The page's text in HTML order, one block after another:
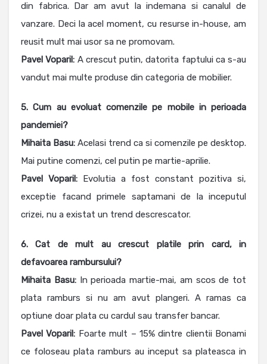
din fabrica. Dar am avut la indemana si canalul de
vanzare. Deci la acel moment, cu resurse in-house, am
reusit mult mai usor sa ne promovam.
Pavel Voparil: A crescut putin, datorita faptului ca s-au
vandut mai multe produse din categoria de mobilier.
5. Cum au evoluat comenzile pe mobile in perioada
pandemiei?
Mihaita Basu: Acelasi trend ca si comenzile pe desktop.
Mai putine comenzi, cel putin pe martie-aprilie.
Pavel Voparil: Evolutia a fost constant pozitiva si,
exceptie facand primele saptamani de la inceputul
crizei, nu a existat un trend descrescator.
6. Cat de mult au crescut platile prin card, in
defavoarea rambursului?
Mihaita Basu: In perioada martie-mai, am scos de tot
plata ramburs si nu am avut plangeri. A ramas ca
optiune doar plata cu cardul sau transfer bancar.
Pavel Voparil: Foarte mult – 15% dintre clientii Bonami
ce foloseau plata ramburs au inceput sa plateasca in